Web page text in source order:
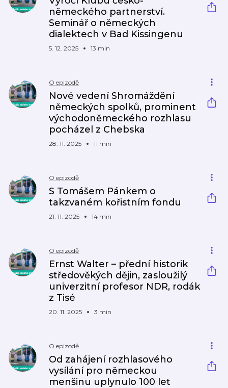
německého partnerství.
Seminář o německých
dialektech v Bad Kissingenu
5. 12. 2025 13 min
O epizodě
Nové vedení Shromáždění
německých spolků, prominent
východoněmeckého rozhlasu
pocházel z Chebska
28. 11. 2025 11 min
O epizodě
S Tomášem Pánkem o
takzvaném kořistním fondu
21. 11. 2025 14 min
O epizodě
Ernst Walter – přední historik
středověkých dějin, zasloužilý
univerzitní profesor NDR, rodák
z Tisé
20. 11. 2025 3 min
O epizodě
Od zahájení rozhlasového
vysílání pro německou
menšinu uplynulo 100 let